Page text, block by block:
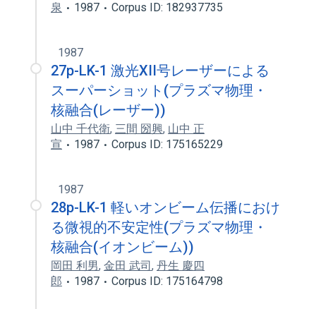
泉
1987 Corpus ID: 182937735
1987
27p-LK-1 激光XII号レーザーによる
スーパーショット(プラズマ物理・
核融合(レーザー))
山中 千代衛, 三間 圀興, 山中 正
宣
1987 Corpus ID: 175165229
1987
28p-LK-1 軽いオンビーム伝播におけ
る微視的不安定性(プラズマ物理・
核融合(イオンビーム))
岡田 利男, 金田 武司, 丹生 慶四
郎
1987 Corpus ID: 175164798